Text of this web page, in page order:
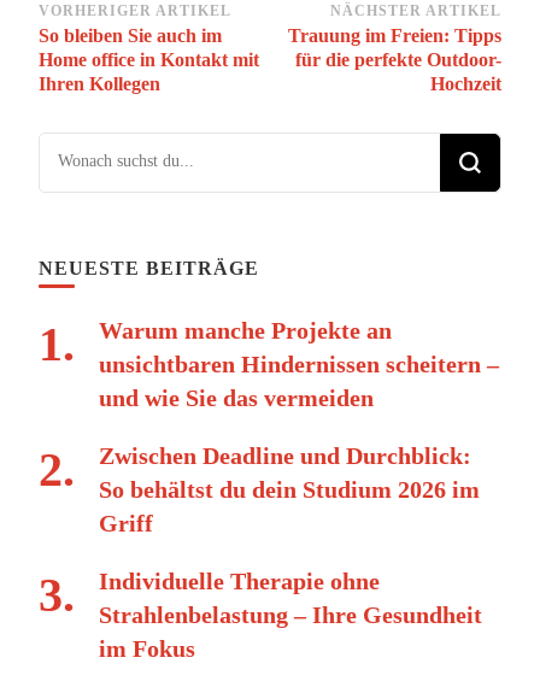
Beitragsnavigation
VORHERIGER ARTIKEL
So bleiben Sie auch im
Home office in Kontakt mit
Ihren Kollegen
NÄCHSTER ARTIKEL
Trauung im Freien: Tipps
für die perfekte Outdoor-
Hochzeit
Suchst du nach etwas?
NEUESTE BEITRÄGE
Warum manche Projekte an
unsichtbaren Hindernissen scheitern –
und wie Sie das vermeiden
Zwischen Deadline und Durchblick:
So behältst du dein Studium 2026 im
Griff
Individuelle Therapie ohne
Strahlenbelastung – Ihre Gesundheit
im Fokus